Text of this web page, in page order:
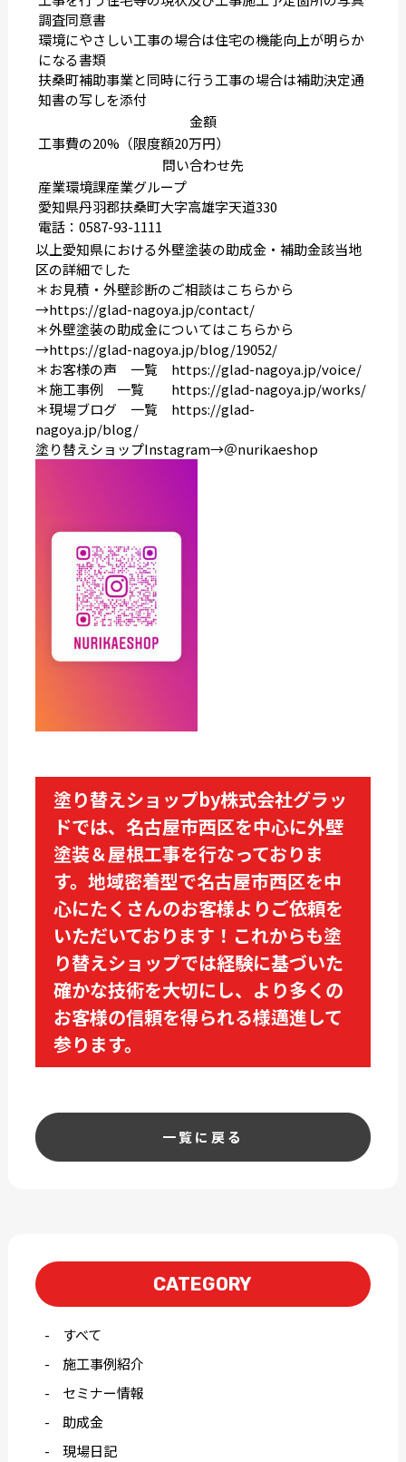
調査同意書
環境にやさしい工事の場合は住宅の機能向上が明らか
になる書類
扶桑町補助事業と同時に行う工事の場合は補助決定通
知書の写しを添付
金額
工事費の20%（限度額20万円）
問い合わせ先
産業環境課産業グループ
愛知県丹羽郡扶桑町大字高雄字天道330
電話：0587-93-1111
以上愛知県における外壁塗装の助成金・補助金該当地
区の詳細でした
＊お見積・外壁診断のご相談はこちらから
→https://glad-nagoya.jp/contact/
＊外壁塗装の助成金についてはこちらから
→https://glad-nagoya.jp/blog/19052/
＊お客様の声 一覧 https://glad-nagoya.jp/voice/
＊施工事例 一覧 https://glad-nagoya.jp/works/
＊現場ブログ 一覧 https://glad-
nagoya.jp/blog/
塗り替えショップInstagram→＠nurikaeshop
塗り替えショップby株式会社グラッ
ドでは、名古屋市西区を中心に外壁
塗装＆屋根工事を行なっておりま
す。地域密着型で名古屋市西区を中
心にたくさんのお客様よりご依頼を
いただいております！これからも塗
り替えショップでは経験に基づいた
確かな技術を大切にし、より多くの
お客様の信頼を得られる様邁進して
参ります。
一覧に戻る
CATEGORY
すべて
施工事例紹介
セミナー情報
助成金
現場日記